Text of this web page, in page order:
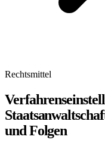
Rechtsmittel
und Folgen